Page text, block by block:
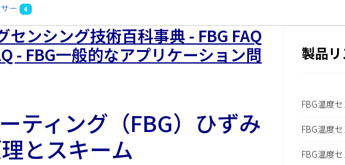
ー 4
ンシング技術百科事典 - FBG FAQ
- FBG一般的なアプリケーション問
ティング（FBG）ひずみ
とスキーム
製品
FBG温度
FBG温度
FBG温度